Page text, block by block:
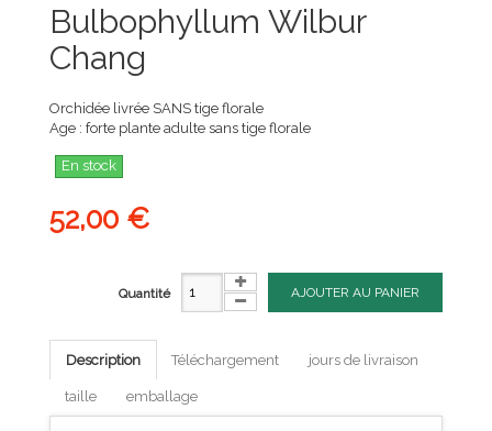
Bulbophyllum Wilbur
Chang
Orchidée livrée SANS tige florale
Age : forte plante adulte sans tige florale
En stock
52,00 €
AJOUTER AU PANIER
Quantité
Description Téléchargement jours de livraison
taille emballage